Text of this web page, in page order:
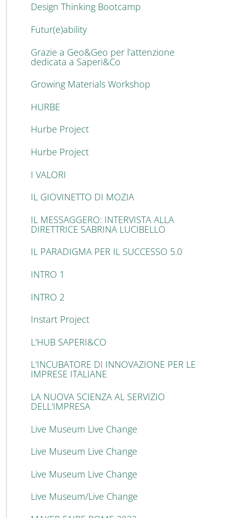
Design Thinking Bootcamp
Futur(e)ability
Grazie a Geo&Geo per l’attenzione
dedicata a Saperi&Co
Growing Materials Workshop
HURBE
Hurbe Project
Hurbe Project
I VALORI
IL GIOVINETTO DI MOZIA
IL MESSAGGERO: INTERVISTA ALLA
DIRETTRICE SABRINA LUCIBELLO
IL PARADIGMA PER IL SUCCESSO 5.0
INTRO 1
INTRO 2
Instart Project
L'HUB SAPERI&CO
L'INCUBATORE DI INNOVAZIONE PER LE
IMPRESE ITALIANE
LA NUOVA SCIENZA AL SERVIZIO
DELL'IMPRESA
Live Museum Live Change
Live Museum Live Change
Live Museum Live Change
Live Museum/Live Change